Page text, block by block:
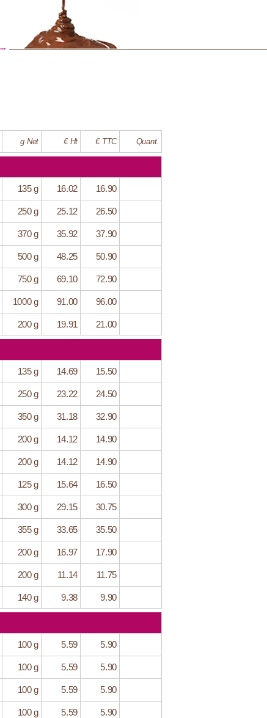
g Net € Ht € TTC Quant.
135 g 16.02 16.90
250 g 25.12 26.50
370 g 35.92 37.90
500 g 48.25 50.90
750 g 69.10 72.90
1000 g 91.00 96.00
200 g 19.91 21.00
135 g 14.69 15.50
250 g 23.22 24.50
350 g 31.18 32.90
200 g 14.12 14.90
200 g 14.12 14.90
125 g 15.64 16.50
300 g 29.15 30.75
355 g 33.65 35.50
200 g 16.97 17.90
200 g 11.14 11.75
140 g 9.38 9.90
100 g 5.59 5.90
100 g 5.59 5.90
100 g 5.59 5.90
100 g 5.59 5.90